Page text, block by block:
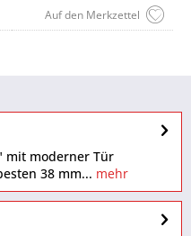
Auf den Merkzettel
mit moderner Tür
38 mm... mehr